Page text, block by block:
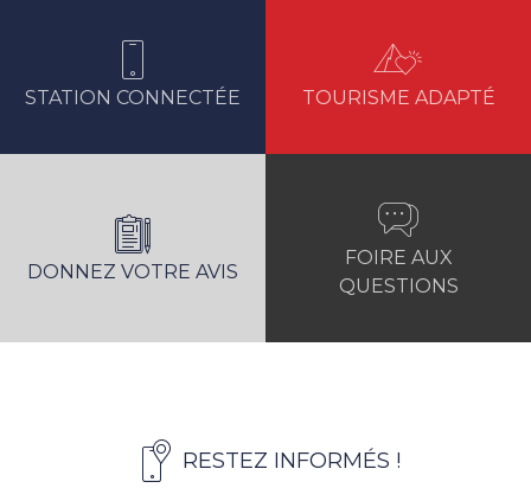
STATION CONNECTÉE TOURISME ADAPTÉ
DONNEZ VOTRE AVIS
FOIRE AUX
QUESTIONS
RESTEZ INFORMÉS !